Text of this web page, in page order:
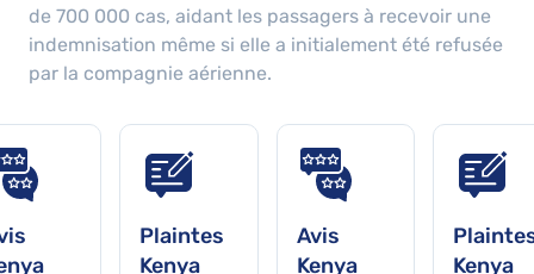
de 700 000 cas, aidant les passagers à recevoir une
indemnisation même si elle a initialement été refusée
par la compagnie aérienne.
Plaintes
Kenya
Avis
Kenya
Kenya